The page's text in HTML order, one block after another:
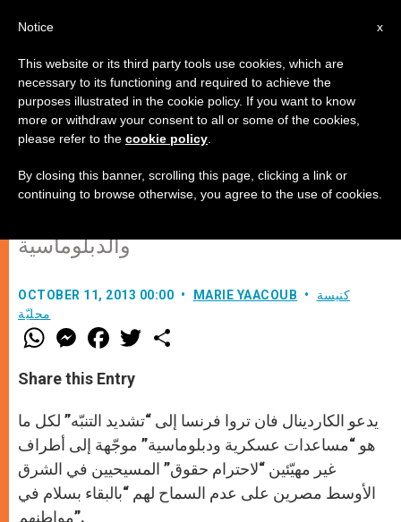
فرنسا: الكاردينال فانت تروا حول
المساعدات العسكرية
والدبلوماسية
OCTOBER 11, 2013 00:00 MARIE YAACOUB
كنيسة
محليّة
W
h
t
s
p
p
M
e
s
e
g
e
r
F
a
e
b
o
k
w
r
Share this Entry
يدعو الكاردينال فان تروا فرنسا إلى “تشديد التنبّه” لكل ما
هو “مساعدات عسكرية ودبلوماسية” موجّهة إلى أطراف
غير مهيّئين “لاحترام حقوق” المسيحيين في الشرق
الأوسط مصرين على عدم السماح لهم “بالبقاء بسلام في
مواطنهم”.
x
Notice
This website or its third party tools use cookies, which are
necessary to its functioning and required to achieve the
purposes illustrated in the cookie policy. If you want to know
more or withdraw your consent to all or some of the cookies,
please refer to the cookie policy
By closing this banner, scrolling this page, clicking a link or
continuing to browse otherwise, you agree to the use of cookies.